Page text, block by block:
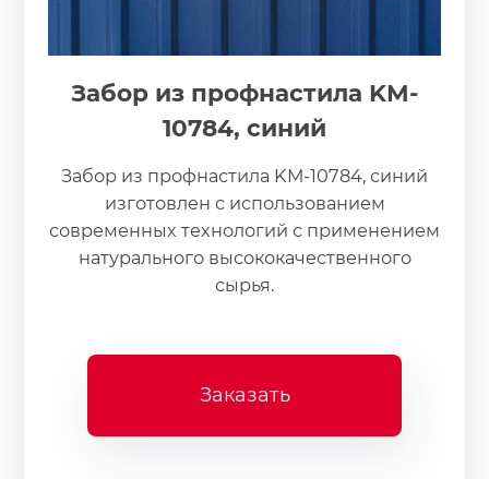
Забор из профнастила KM-
10784, синий
Забор из профнастила KM-10784, синий
изготовлен с использованием
современных технологий с применением
натурального высококачественного
сырья.
Заказать